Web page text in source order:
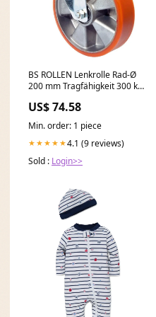
BS ROLLEN Lenkrolle Rad-Ø
200 mm Tragfähigkeit 300 kg
US$ 74.58
Min. order: 1 piece
★★★★★4.1 (9 reviews)
Sold : Login>>